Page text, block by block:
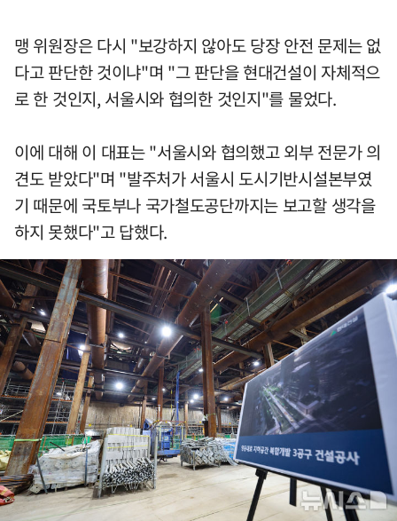
맹 위원장은 다시 "보강하지 않아도 당장 안전 문제는 없
다고 판단한 것이냐"며 "그 판단을 현대건설이 자체적으
로 한 것인지, 서울시와 협의한 것인지"를 물었다.
이에 대해 이 대표는 "서울시와 협의했고 외부 전문가 의
견도 받았다"며 "발주처가 서울시 도시기반시설본부였
기 때문에 국토부나 국가철도공단까지는 보고할 생각을
하지 못했다"고 답했다.